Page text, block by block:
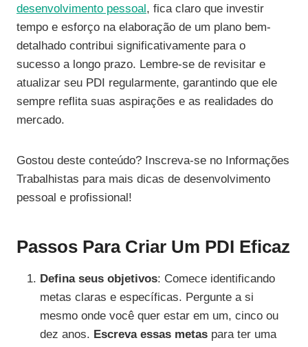
desenvolvimento pessoal , fica claro que investir
tempo e esforço na elaboração de um plano bem-
detalhado contribui significativamente para o
sucesso a longo prazo. Lembre-se de revisitar e
atualizar seu PDI regularmente, garantindo que ele
sempre reflita suas aspirações e as realidades do
mercado.
Gostou deste conteúdo? Inscreva-se no Informações
Trabalhistas para mais dicas de desenvolvimento
pessoal e profissional!
Passos Para Criar Um PDI Eficaz
Defina seus objetivos: Comece identificando
metas claras e específicas. Pergunte a si
mesmo onde você quer estar em um, cinco ou
dez anos. Escreva essas metas para ter uma